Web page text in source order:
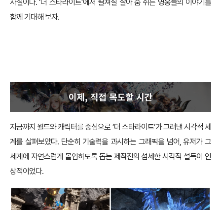
사실이다. ‘더 스타라이트’에서 펼쳐질 살아 숨 쉬는 영웅들의 이야기를
함께 기대해 보자.
지금까지 월드와 캐릭터를 중심으로 ‘더 스타라이트’가 그려낸 시각적 세
계를 살펴보았다. 단순히 기술력을 과시하는 그래픽을 넘어, 유저가 그
세계에 자연스럽게 몰입하도록 돕는 제작진의 섬세한 시각적 설득이 인
상적이었다.